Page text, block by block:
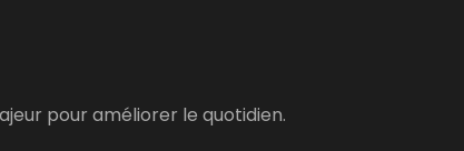
pour améliorer le quotidien.